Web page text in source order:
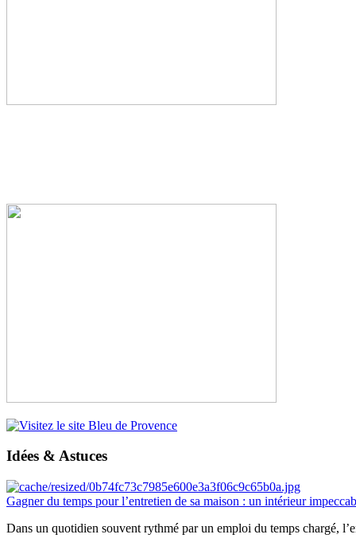
Idées & Astuces
Gagner du temps pour l’entretien de sa maison : un intérieur
Dans un quotidien souvent rythmé par un emploi du temps chargé,